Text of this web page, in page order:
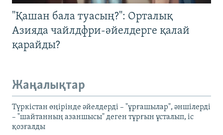
"Қашан бала туасың?": Орталық
Азияда чайлдфри-әйелдерге қалай
қарайды?
Жаңалықтар
Түркістан өңірінде әйелдерді – "ұрғашылар", әншілерді
– "шайтанның азаншысы" деген тұрғын ұсталып, іс
қозғалды